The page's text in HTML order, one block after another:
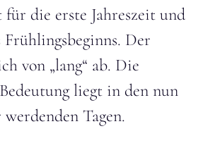
die erste Jahreszeit und
Frühlingsbeginns. Der
von „lang“ ab. Die
liegt in den nun
Tagen.